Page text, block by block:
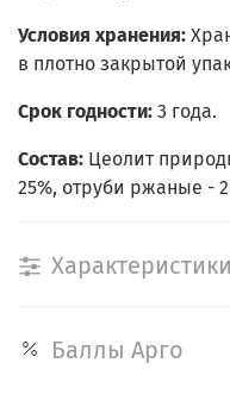
Условия хранения:
в плотно закрытой
Срок годности: 3 года.
Состав: Цеолит
25%, отруби ржаные -
Характеристики
Баллы Арго